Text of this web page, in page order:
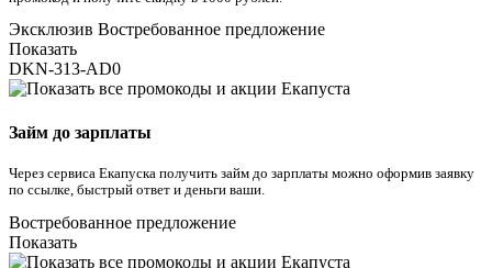
Эксклюзив Востребованное предложение
Показать
DKN-313-AD0
Займ до зарплаты
Через сервиса Екапуска получить займ до зарплаты можно оформив заявку
по ссылке, быстрый ответ и деньги ваши.
Востребованное предложение
Показать